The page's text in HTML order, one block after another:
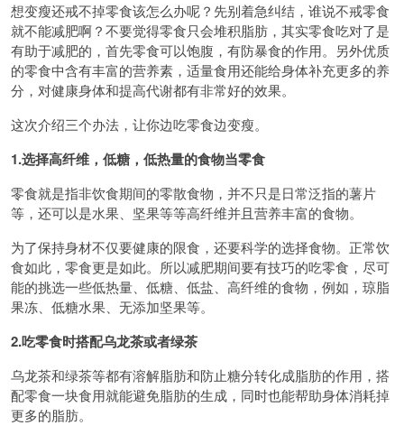
想变瘦还戒不掉零食该怎么办呢？先别着急纠结，谁说不戒零食
就不能减肥啊？不要觉得零食只会堆积脂肪，其实零食吃对了是
有助于减肥的，首先零食可以饱腹，有防暴食的作用。另外优质
的零食中含有丰富的营养素，适量食用还能给身体补充更多的养
分，对健康身体和提高代谢都有非常好的效果。
这次介绍三个办法，让你边吃零食边变瘦。
1.选择高纤维，低糖，低热量的食物当零食
零食就是指非饮食期间的零散食物，并不只是日常泛指的薯片
等，还可以是水果、坚果等等高纤维并且营养丰富的食物。
为了保持身材不仅要健康的限食，还要科学的选择食物。正常饮
食如此，零食更是如此。所以减肥期间要有技巧的吃零食，尽可
能的挑选一些低热量、低糖、低盐、高纤维的食物，例如，琼脂
果冻、低糖水果、无添加坚果等。
2.吃零食时搭配乌龙茶或者绿茶
乌龙茶和绿茶等都有溶解脂肪和防止糖分转化成脂肪的作用，搭
配零食一块食用就能避免脂肪的生成，同时也能帮助身体消耗掉
更多的脂肪。